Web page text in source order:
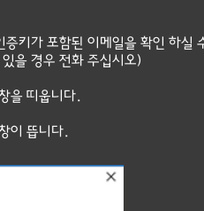
키가 포함된 이메일을 확인 하실
을 경우 전화 주십시오)
을 띠웁니다.
이 뜹니다.